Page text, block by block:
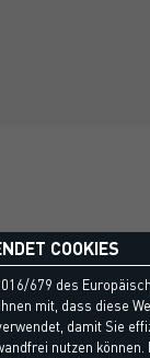
COOKIES
679 des
mit, dass diese
damit Sie
nutzen